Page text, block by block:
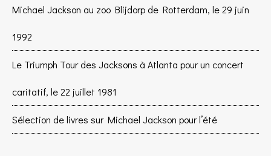
Michael Jackson au zoo Blijdorp de Rotterdam, le 29 juin
1992
Le Triumph Tour des Jacksons à Atlanta pour un concert
caritatif, le 22 juillet 1981
Sélection de livres sur Michael Jackson pour l’été